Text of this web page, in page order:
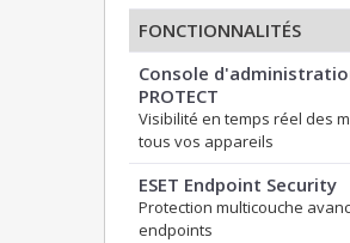
FONCTIONNALITÉS
Console
PROTECT
Visibilité en temps réel des
tous vos appareils
ESET Endpoint Security
Protection multicouche
endpoints